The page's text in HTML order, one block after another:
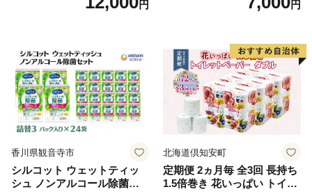
段使い 無地 シンプル 日用品
円
ボディソープ 泡 日用品 消耗
泡石鹸 石鹸 兵庫 兵庫県 小野
円
香川県観音寺市
シルコット ウェットティッ
シュ ノンアルコール除菌詰
北海道倶知安町
定期便 2ヵ月毎 全3回 長持ち
1.5倍巻き 花いっぱい トイレ